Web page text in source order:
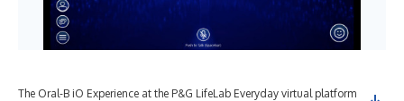
The Oral-B iO Experience at the P&G LifeLab Everyday virtual platform